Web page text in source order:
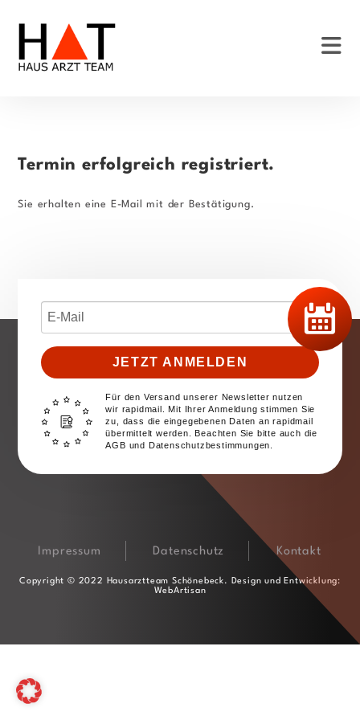
Termin erfolgreich registriert.
Sie erhalten eine E-Mail mit der Bestätigung.
JETZT ANMELDEN
Für den Versand unserer Newsletter nutzen
wir rapidmail. Mit Ihrer Anmeldung stimmen Sie
zu, dass die eingegebenen Daten an rapidmail
übermittelt werden. Beachten Sie bitte auch die
AGB und Datenschutzbestimmungen.
Impressum Datenschutz Kontakt
Copyright © 2022 Hausarztteam Schönebeck. Design und Entwicklung:
WebArtisan